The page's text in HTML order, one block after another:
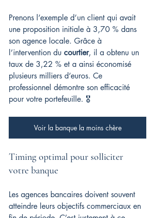
Prenons l’exemple d’un client qui avait
une proposition initiale à 3,70 % dans
son agence locale. Grâce à
l’intervention du courtier, il a obtenu un
taux de 3,22 % et a ainsi économisé
plusieurs milliers d’euros. Ce
professionnel démontre son efficacité
pour votre portefeuille. 🎖️
Voir la banque la moins chère
Timing optimal pour solliciter
votre banque
Les agences bancaires doivent souvent
atteindre leurs objectifs commerciaux en